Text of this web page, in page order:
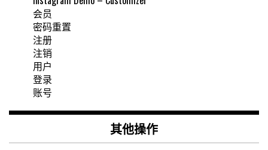
会员
密码重置
注册
注销
用户
登录
账号
其他操作